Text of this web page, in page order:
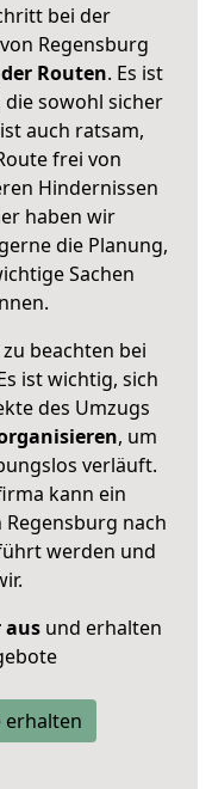
bei der
Regensburg
Routen. Es ist
sowohl sicher
auch ratsam,
frei von
Hindernissen
haben wir
die Planung,
Sachen
beachten bei
ist wichtig, sich
des Umzugs
, um
verläuft.
kann ein
nach
werden und
ausund erhalten
erhalten